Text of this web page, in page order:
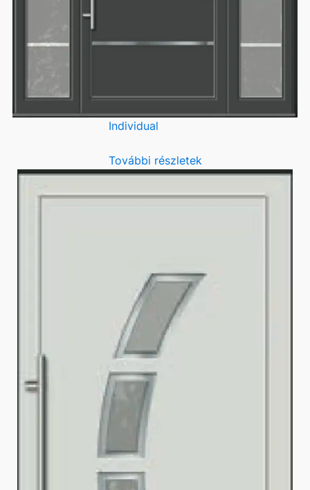
Individual
További részletek